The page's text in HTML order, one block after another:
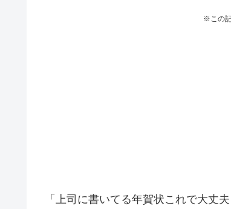
※この
「上司に書いてる年賀状これで大丈